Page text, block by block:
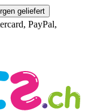
geliefert
PayPal,